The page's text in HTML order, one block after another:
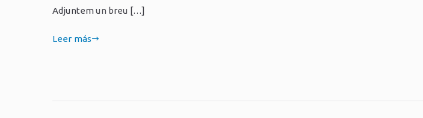
Adjuntem un breu […]
Leer más